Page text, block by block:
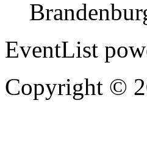
EventList
Copyright ©